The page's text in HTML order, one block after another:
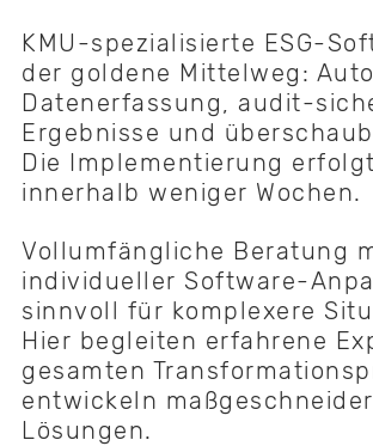
KMU-spezialisierte ESG-
der goldene Mittelweg:
Datenerfassung, audit-
Ergebnisse und
Die Implementierung
innerhalb weniger Wochen.
Vollumfängliche Beratung
individueller Software-
sinnvoll für komplexere
Hier begleiten erfahrene
gesamten
entwickeln
Lösungen.